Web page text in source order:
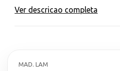
Ver descricao completa
MAD. LAM